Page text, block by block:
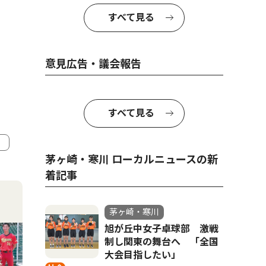
4
すべて見る
意見広告・議会報告
すべて見る
茅ヶ崎・寒川 ローカルニュースの新
着記事
茅ヶ崎・寒川
旭が丘中女子卓球部 激戦
制し関東の舞台へ 「全国
大会目指したい」